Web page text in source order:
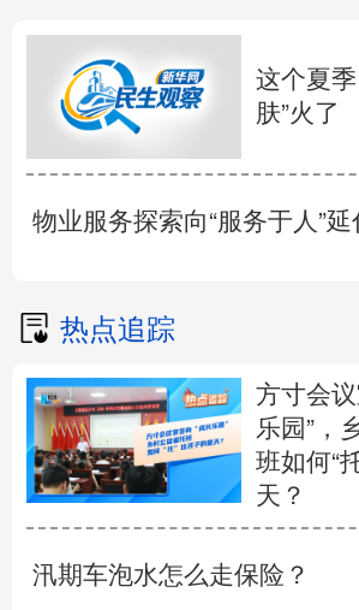
这个夏
肤”火了
物业服务探索向“服务于人”延
热点追踪
方寸会
乐园”，
班如何“
天？
汛期车泡水怎么走保险？